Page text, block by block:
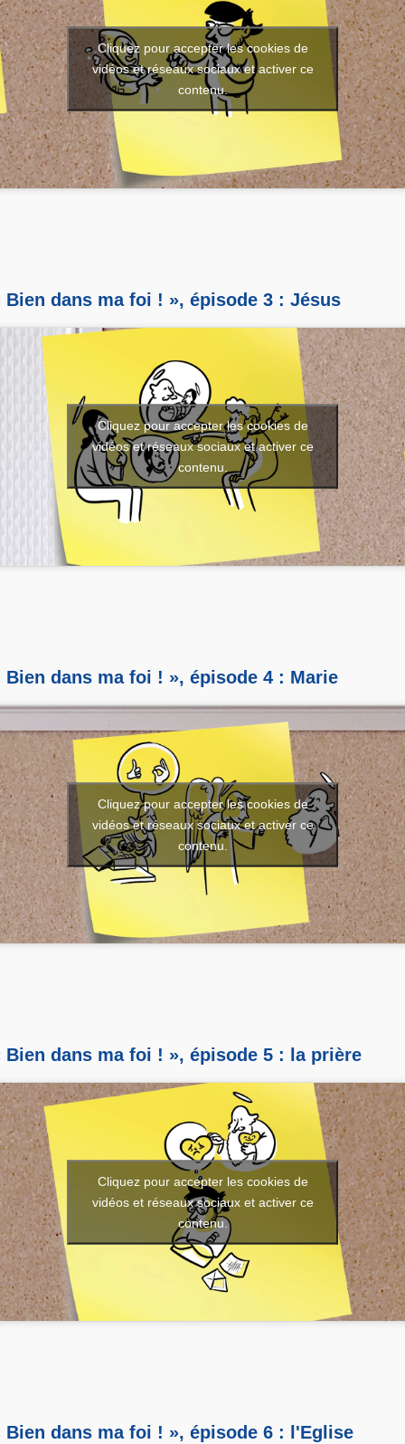
Cliquez pour accepter les cookies de
vidéos et réseaux sociaux et activer ce
contenu.
Bien dans ma foi ! », épisode 3 : Jésus
Cliquez pour accepter les cookies de
vidéos et réseaux sociaux et activer ce
contenu.
Bien dans ma foi ! », épisode 4 : Marie
Cliquez pour accepter les cookies de
vidéos et réseaux sociaux et activer ce
contenu.
Bien dans ma foi ! », épisode 5 : la prière
Cliquez pour accepter les cookies de
vidéos et réseaux sociaux et activer ce
contenu.
Bien dans ma foi ! », épisode 6 : l'Eglise